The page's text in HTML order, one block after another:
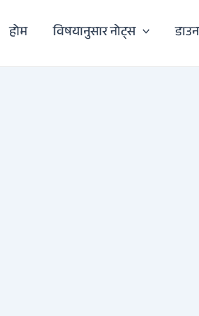
होम विषयानुसार नोट्स